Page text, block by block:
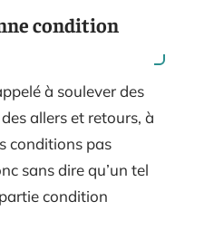
condition
à soulever des
allers et retours, à
conditions pas
sans dire qu’un tel
condition